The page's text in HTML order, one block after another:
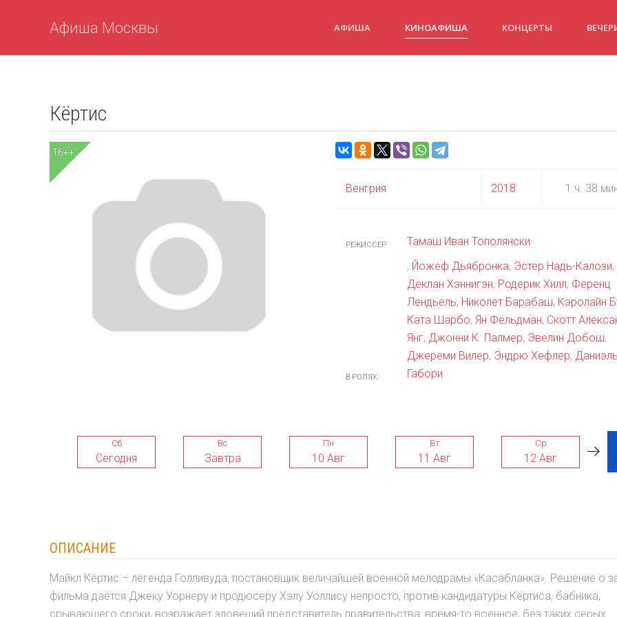
Афиша Москвы АФИША КИНОАФИША КОНЦЕРТЫ
Кёртис
16++
Венгрия 2018 1 ч. 38
РЕЖИССЕР Тамаш Иван Тополянски
В РОЛЯХ
, Йожеф Дьябронка, Эстер Надь-Калози,
Деклан Хэннигэн, Родерик Хилл, Ференц
Лендьель, Николет Барабаш, Кэролайн
Ката Шарбо, Ян Фельдман, Скотт
Янг, Джонни К. Палмер, Эвелин Добош,
Джереми Вилер, Эндрю Хефлер, Даниэль
Габори
Сб
Сегодня
Вс
Завтра
Пн
10 Авг
Вт
11 Авг
Ср
12 Авг
ОПИСАНИЕ
Майкл Кёртис – легенда Голливуда, постановщик величайшей военной мелодрамы «Касабланка». Решение о
фильма даётся Джеку Уорнеру и продюсеру Хэлу Уоллису непросто, против кандидатуры Кёртиса, бабника,
срывающего сроки, возражает зловещий представитель правительства: время-то военное, без таких серых